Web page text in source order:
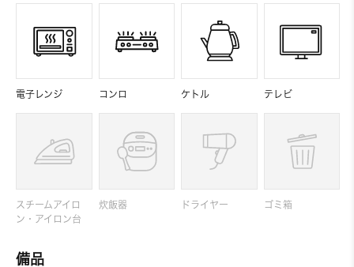
電子レンジ コンロ ケトル テレビ
スチームアイロ
ン・アイロン台
炊飯器 ドライヤー ゴミ箱
備品